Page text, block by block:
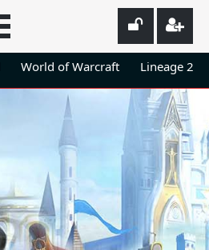
World of Warcraft Lineage 2